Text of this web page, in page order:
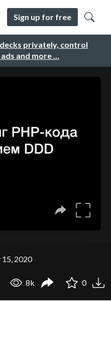
privately, control
and more …
Sign up for free
15, 2020
8k 0